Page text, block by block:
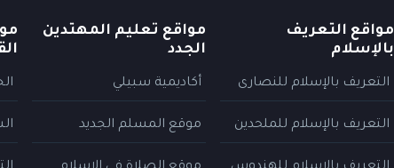
مواقع التعريف
بالإسلام
التعريف بالإسلام للنصارى
التعريف بالإسلام للملحدين
مواقع تعليم المهتدين
الجدد
أكاديمية سبيلي
موقع المسلم الجديد